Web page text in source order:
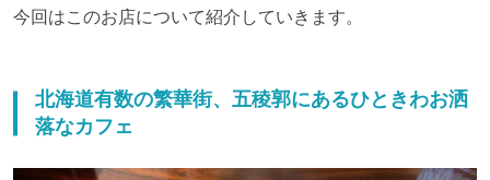
今回はこのお店について紹介していきます。
北海道有数の繁華街、五稜郭にあるひときわお洒
落なカフェ